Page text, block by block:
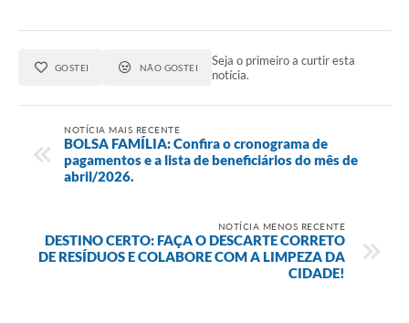
GOSTEI NÃO GOSTEI
Seja o primeiro a curtir esta
notícia.
NOTÍCIA MAIS RECENTE
BOLSA FAMÍLIA: Confira o cronograma de
pagamentos e a lista de beneficiários do mês de
abril/2026.
NOTÍCIA MENOS RECENTE
DESTINO CERTO: FAÇA O DESCARTE CORRETO
DE RESÍDUOS E COLABORE COM A LIMPEZA DA
CIDADE!